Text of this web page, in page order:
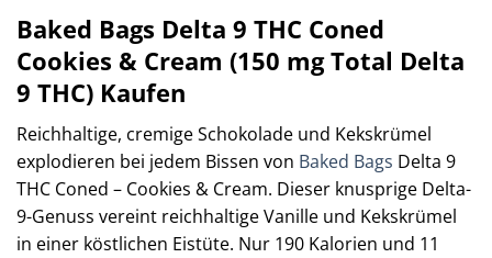
Baked Bags Delta 9 THC Coned
Cookies & Cream (150 mg Total Delta
9 THC) Kaufen
Reichhaltige, cremige Schokolade und Kekskrümel
explodieren bei jedem Bissen von Baked Bags Delta 9
THC Coned – Cookies & Cream. Dieser knusprige Delta-
9-Genuss vereint reichhaltige Vanille und Kekskrümel
in einer köstlichen Eistüte. Nur 190 Kalorien und 11